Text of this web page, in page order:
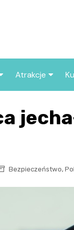
Atrakcje
we Wrocławiu
Bezpieczeństwo,